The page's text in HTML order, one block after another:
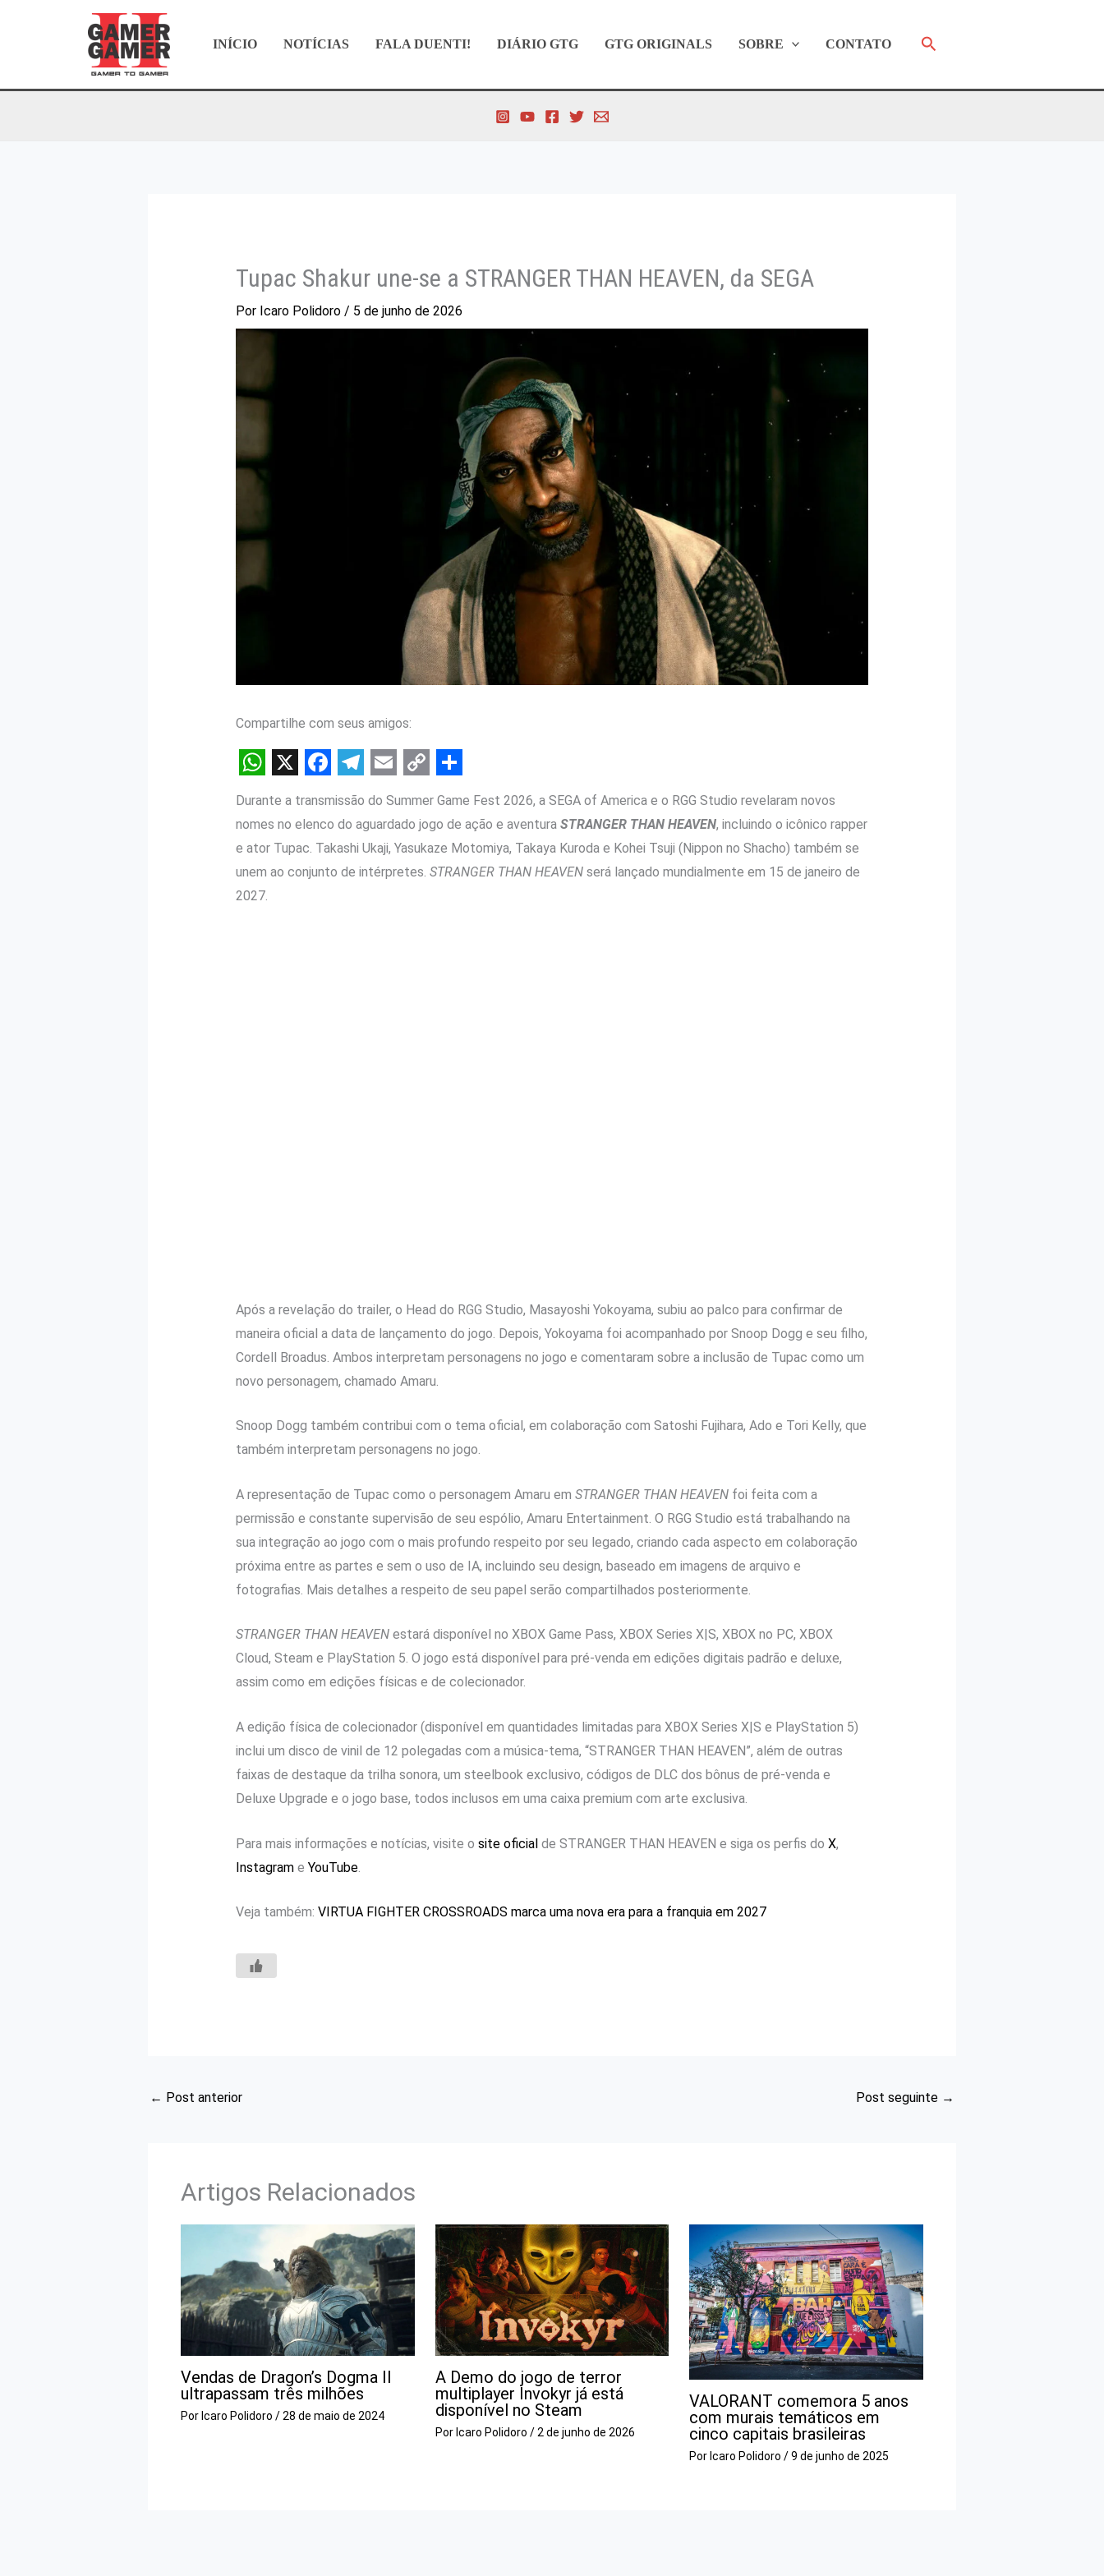
INÍCIO NOTÍCIAS FALA DUENTI! DIÁRIO GTG GTG ORIGINALS SOBRE CONTATO Pesquisar
Tupac Shakur une-se a STRANGER THAN HEAVEN, da SEGA
Por Icaro Polidoro / 5 de junho de 2026
Compartilhe com seus amigos:
W
h
a
t
s
X
a
c
e
T
e
l
e
E
m
a
i
o
p
y
S
h
a
r
Durante a transmissão do Summer Game Fest 2026, a SEGA of America e o RGG Studio revelaram novos
nomes no elenco do aguardado jogo de ação e aventura STRANGER THAN HEAVEN, incluindo o icônico rapper
e ator Tupac. Takashi Ukaji, Yasukaze Motomiya, Takaya Kuroda e Kohei Tsuji (Nippon no Shacho) também se
unem ao conjunto de intérpretes. STRANGER THAN HEAVEN será lançado mundialmente em 15 de janeiro de
2027.
Após a revelação do trailer, o Head do RGG Studio, Masayoshi Yokoyama, subiu ao palco para confirmar de
maneira oficial a data de lançamento do jogo. Depois, Yokoyama foi acompanhado por Snoop Dogg e seu filho,
Cordell Broadus. Ambos interpretam personagens no jogo e comentaram sobre a inclusão de Tupac como um
novo personagem, chamado Amaru.
Snoop Dogg também contribui com o tema oficial, em colaboração com Satoshi Fujihara, Ado e Tori Kelly, que
também interpretam personagens no jogo.
A representação de Tupac como o personagem Amaru em STRANGER THAN HEAVENfoi feita com a
permissão e constante supervisão de seu espólio, Amaru Entertainment. O RGG Studio está trabalhando na
sua integração ao jogo com o mais profundo respeito por seu legado, criando cada aspecto em colaboração
próxima entre as partes e sem o uso de IA, incluindo seu design, baseado em imagens de arquivo e
fotografias. Mais detalhes a respeito de seu papel serão compartilhados posteriormente.
STRANGER THAN HEAVENestará disponível no XBOX Game Pass, XBOX Series X|S, XBOX no PC, XBOX
Cloud, Steam e PlayStation 5. O jogo está disponível para pré-venda em edições digitais padrão e deluxe,
assim como em edições físicas e de colecionador.
A edição física de colecionador (disponível em quantidades limitadas para XBOX Series X|S e PlayStation 5)
inclui um disco de vinil de 12 polegadas com a música-tema, “STRANGER THAN HEAVEN”, além de outras
faixas de destaque da trilha sonora, um steelbook exclusivo, códigos de DLC dos bônus de pré-venda e
Deluxe Upgrade e o jogo base, todos inclusos em uma caixa premium com arte exclusiva.
Para mais informações e notícias, visite o site oficialde STRANGER THAN HEAVEN e siga os perfis do X,
Instagrame YouTube.
Veja também: VIRTUA FIGHTER CROSSROADS marca uma nova era para a franquia em 2027
← Post anterior Post seguinte →
Artigos Relacionados
Vendas de Dragon’s Dogma II
ultrapassam três milhões
Por Icaro Polidoro / 28 de maio de 2024
A Demo do jogo de terror
multiplayer Invokyr já está
disponível no Steam
Por Icaro Polidoro / 2 de junho de 2026
VALORANT comemora 5 anos
com murais temáticos em
cinco capitais brasileiras
Por Icaro Polidoro/9 de junho de 2025